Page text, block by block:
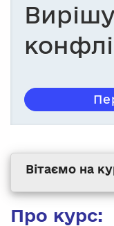
Вітаємо на
Про курс: